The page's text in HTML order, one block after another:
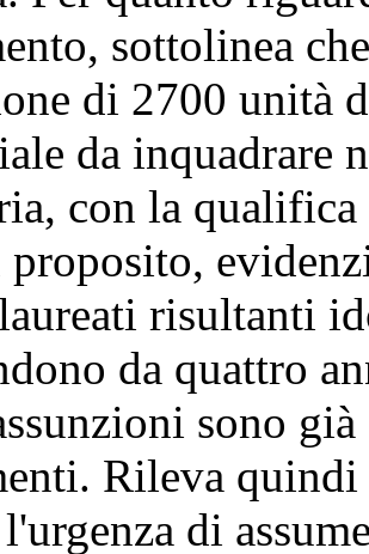
sottolinea
di 2700 unità
da inquadrare
con la qualifica
risultanti
da quattro
sono
Rileva
di